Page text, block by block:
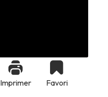
Imprimer Favori